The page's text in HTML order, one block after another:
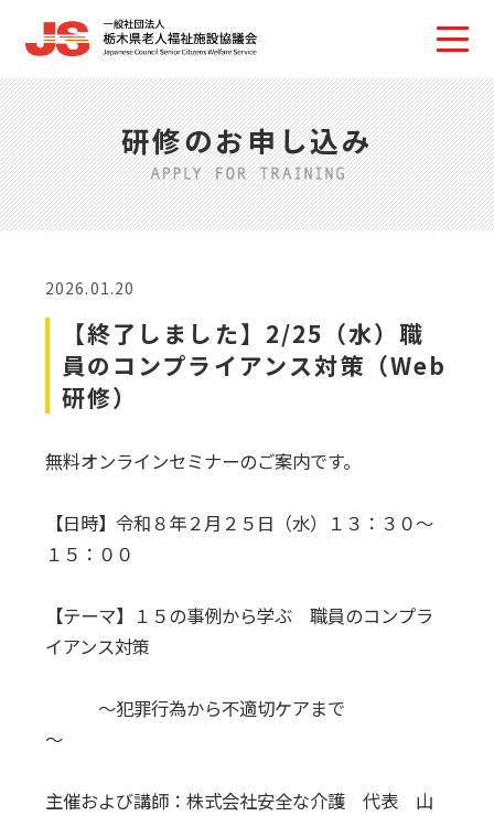
研修のお申し込み
2026.01.20
【終了しました】2/25（水）職
員のコンプライアンス対策（Web
研修）
無料オンラインセミナーのご案内です。
【日時】令和８年２月２５日（水）１３：３０～
１５：００
【テーマ】１５の事例から学ぶ 職員のコンプラ
イアンス対策
～犯罪行為から不適切ケアまで
～
主催および講師：株式会社安全な介護 代表 山